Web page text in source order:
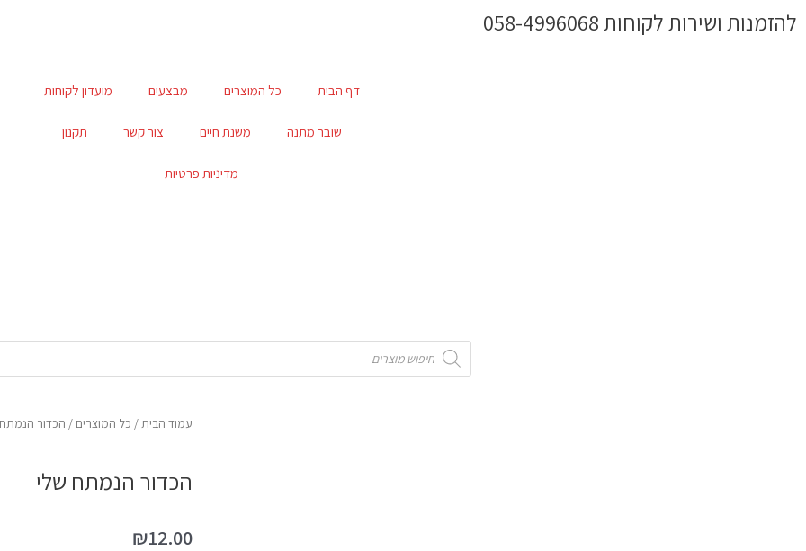
לתוכןלהזמנות ושירות לקוחות 058-4996068
דף הבית כל המוצרים מבצעים מועדון לקוחות
שובר מתנה משנת חיים צור קשר תקנון
מדיניות פרטיות
Products
search
עמוד הבית/ כל המוצרים / הכדור
הכדור הנמתח שלי
₪12.00